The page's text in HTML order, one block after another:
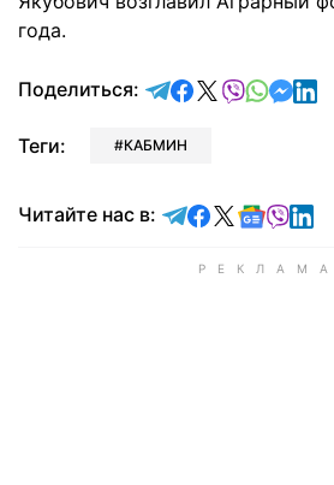
года.
Поделиться: отправить в
поделиться в
поделиться
Теги: КАБМИН
Читайте нас в: Читайте в
Читайте в
Читайте в